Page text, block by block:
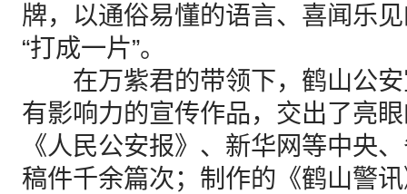
牌，以通俗易懂的语言、喜闻乐
“打成一片”。
在万紫君的带领下，鹤山公安
有影响力的宣传作品，交出了亮
《人民公安报》、新华网等中央
稿件千余篇次；制作的《鹤山警